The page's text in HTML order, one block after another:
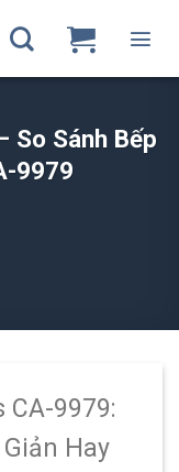
So Sánh Bếp
9979
CA-9979:
Hay